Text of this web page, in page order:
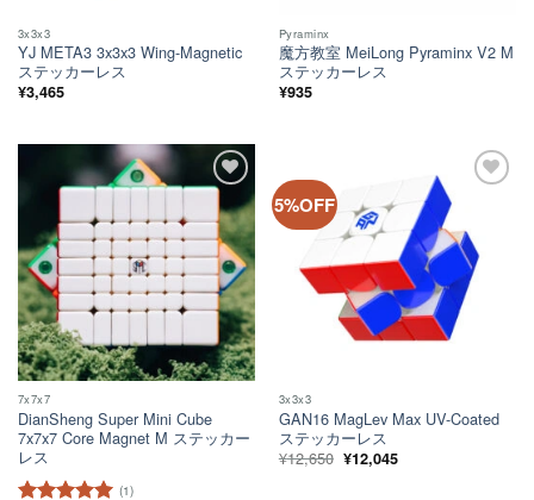
3x3x3
YJ META3 3x3x3 Wing-Magnetic
ステッカーレス
¥3,465
Pyraminx
魔方教室 MeiLong Pyraminx V2 M
ステッカーレス
¥935
い！
7x7x7
DianSheng Super Mini Cube
7x7x7 Core Magnet M ステッカー
レス
(1)
5%OFF
3x3x3
GAN16 MagLev Max UV-Coated
ステッカーレス
¥12,650 元
の
¥12,045現
在